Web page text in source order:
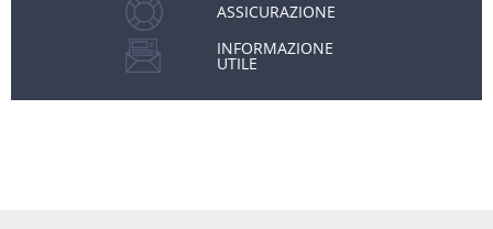
ASSICURAZIONE
INFORMAZIONE
UTILE